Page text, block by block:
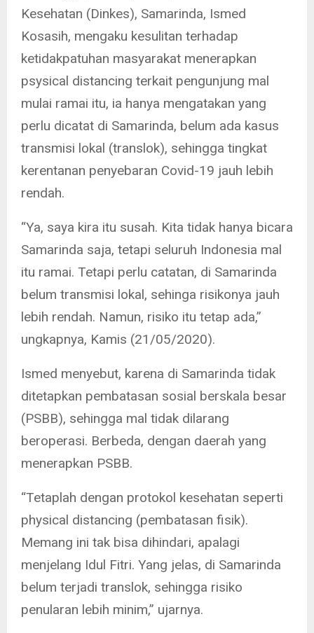
Kesehatan (Dinkes), Samarinda, Ismed
Kosasih, mengaku kesulitan terhadap
ketidakpatuhan masyarakat menerapkan
psysical distancing terkait pengunjung mal
mulai ramai itu, ia hanya mengatakan yang
perlu dicatat di Samarinda, belum ada kasus
transmisi lokal (translok), sehingga tingkat
kerentanan penyebaran Covid-19 jauh lebih
rendah.
“Ya, saya kira itu susah. Kita tidak hanya bicara
Samarinda saja, tetapi seluruh Indonesia mal
itu ramai. Tetapi perlu catatan, di Samarinda
belum transmisi lokal, sehinga risikonya jauh
lebih rendah. Namun, risiko itu tetap ada,”
ungkapnya, Kamis (21/05/2020).
Ismed menyebut, karena di Samarinda tidak
ditetapkan pembatasan sosial berskala besar
(PSBB), sehingga mal tidak dilarang
beroperasi. Berbeda, dengan daerah yang
menerapkan PSBB.
“Tetaplah dengan protokol kesehatan seperti
physical distancing (pembatasan fisik).
Memang ini tak bisa dihindari, apalagi
menjelang Idul Fitri. Yang jelas, di Samarinda
belum terjadi translok, sehingga risiko
penularan lebih minim,” ujarnya.